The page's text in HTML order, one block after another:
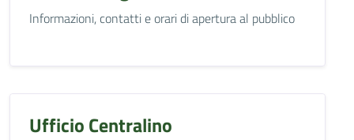
Informazioni, contatti e orari di apertura al pubblico
Ufficio Centralino